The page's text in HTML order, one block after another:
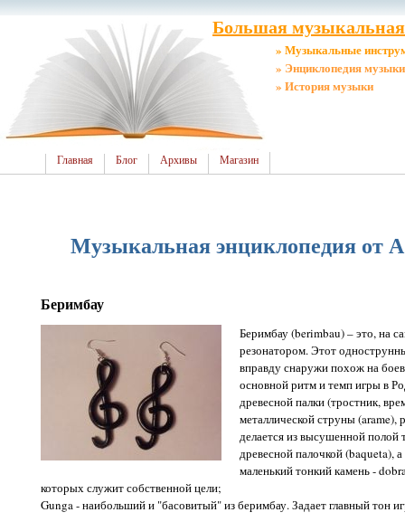
Большая
» Музыкальные
» Энциклопедия музыки
» История музыки
Главная Блог Архивы Магазин
Музыкальная энциклопедия от
Беримбау
Беримбау (berimbau) – это, на
резонатором. Этот
вправду снаружи похож на
основной ритм и темп игры в
древесной палки (тростник,
металлической струны (arame),
делается из высушенной полой
древесной палочкой (baqueta),
маленький тонкий камень -
которых служит собственной цели;
Gunga - наибольший и "басовитый" из беримбау. Задает главный тон